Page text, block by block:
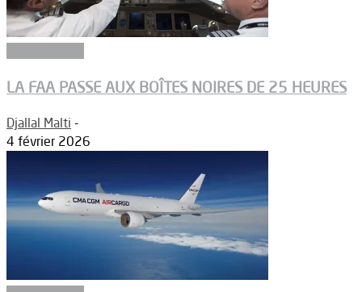
LA FAA PASSE AUX BOÎTES NOIRES DE 25 HEURES
Djallal Malti -
4 février 2026